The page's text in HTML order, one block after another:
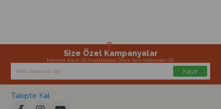
Size Özel Kampanyalar
Hemen Kayıt Ol Fırsatlardan Önce Sen Haberdar Ol!
Kayıt
Takipte Kal